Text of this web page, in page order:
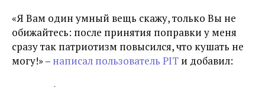
«Я Вам один умный вещь скажу, только Вы не
обижайтесь: после принятия поправки у меня
сразу так патриотизм повысился, что кушать не
могу!» – написал пользователь PIT и добавил: